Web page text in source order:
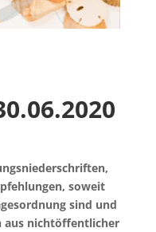
soweit
sind und
aus nichtöffentlicher